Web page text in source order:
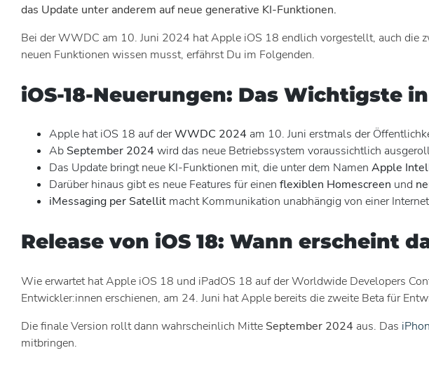
das Update unter anderem auf neue generative KI-Funktionen.
Bei der WWDC am 10. Juni 2024 hat Apple iOS 18 endlich vorgestellt, auch die
neuen Funktionen wissen musst, erfährst Du im Folgenden.
iOS-18-Neuerungen: Das Wichtigste
Apple hat iOS 18 auf derWWDC 2024 am 10. Juni erstmals der
Ab September 2024 wird das neue Betriebssystem voraussichtlich
Das Update bringt neue KI-Funktionen mit, die unter dem Namen Apple
Darüber hinaus gibt es neue Features für einen flexiblen Homescreen und
iMessaging per Satellit macht Kommunikation unabhängig von einer
Release von iOS 18: Wann erscheint
Wie erwartet hat Apple iOS 18 und iPadOS 18 auf der Worldwide Developers
Entwickler:innen erschienen, am 24. Juni hat Apple bereits die zweite Beta für
Die finale Version rollt dann wahrscheinlich Mitte September 2024 aus. Das
mitbringen.